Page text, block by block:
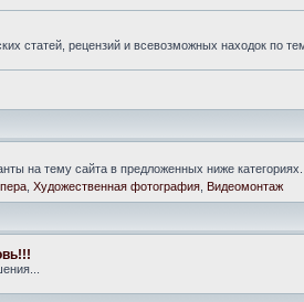
статей, рецензий и всевозможных находок по
на тему сайта в предложенных ниже категориях.
Художественная фотография Видеомонтаж